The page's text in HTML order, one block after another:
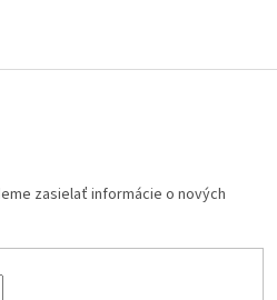
zasielať informácie o nových